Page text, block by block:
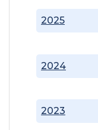
2023
2024
2025